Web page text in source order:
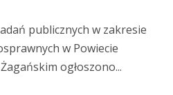
publicznych w zakresie
w Powiecie
ogłoszono...